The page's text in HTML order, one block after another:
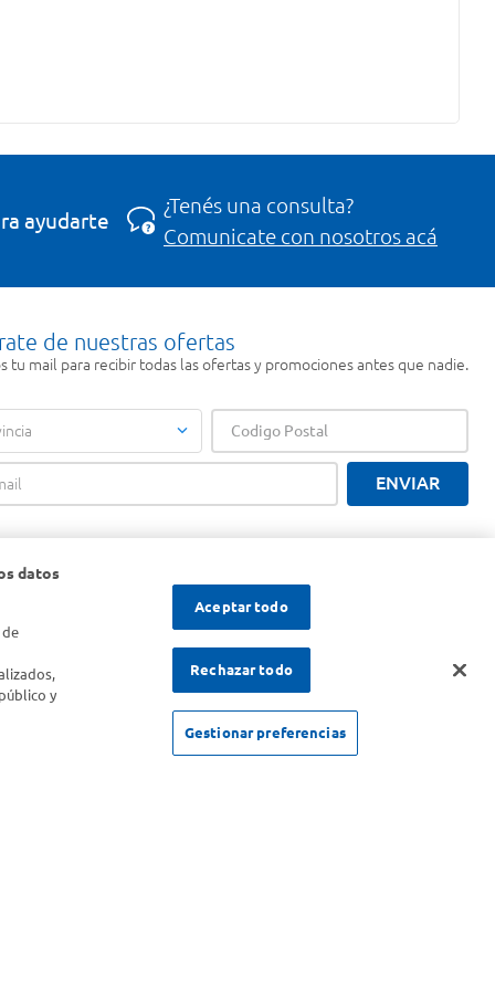
ayudarte
¿Tenés una consulta?
Comunicate con nosotros acá
de nuestras ofertas
tu mail para recibir todas las ofertas y promociones antes que nadie.
ENVIAR
datos
y
Aceptar todo
Rechazar todo
Gestionar preferencias